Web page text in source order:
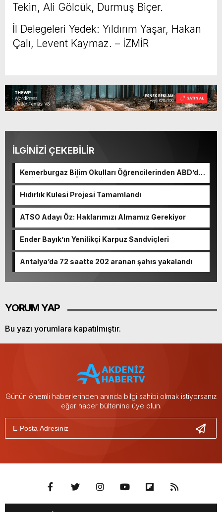
Tekin, Ali Gölcük, Durmuş Biçer.
İl Delegeleri Yedek: Yıldırım Yaşar, Hakan
Çalı, Levent Kaymaz. – İZMİR
İLGİNİZİ ÇEKEBİLİR
Kemerburgaz Bilim Okulları Öğrencilerinden ABD’de
Tarihi Başarı: 6 Öğrenci 14 Madalya Kazandı
Hıdırlık Kulesi Projesi Tamamlandı
ATSO Adayı Öz: Haklarımızı Almamız Gerekiyor
Ender Bayık’ın Yenilikçi Karpuz Sandviçleri
Antalya’da 72 saatte 202 aranan şahıs yakalandı
YORUM YAP
Bu yazı yorumlara kapatılmıştır.
Günün önemli haberlerinden anında bilgi sahibi olmak istiyorsanız
eğer haber bültenine üye olun.